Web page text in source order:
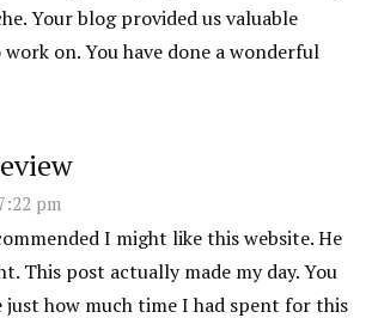
Your blog provided us valuable
on. You have done a wonderful
pm
I might like this website. He
This post actually made my day. You
just how much time I had spent for this